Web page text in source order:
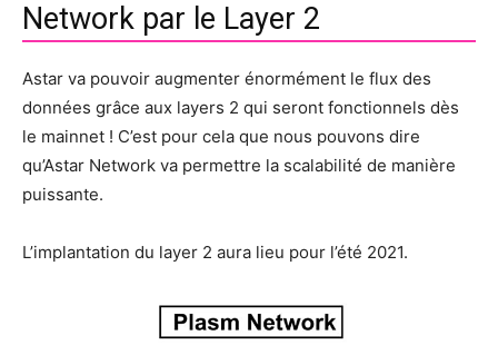
Network par le Layer 2
Astar va pouvoir augmenter énormément le flux des
données grâce aux layers 2 qui seront fonctionnels dès
le mainnet ! C’est pour cela que nous pouvons dire
qu’Astar Network va permettre la scalabilité de manière
puissante.
L’implantation du layer 2 aura lieu pour l’été 2021.